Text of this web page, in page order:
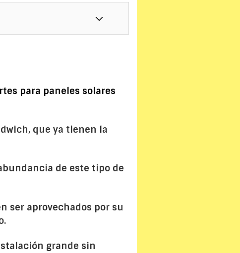
para paneles solares
que ya tienen la
de este tipo de
ser aprovechados por su
grande sin